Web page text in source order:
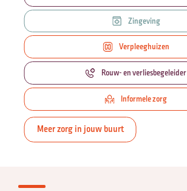
Zingeving
Verpleeghuizen
Rouw- en verliesbegeleider
Informele zorg
Meer zorg in jouw buurt